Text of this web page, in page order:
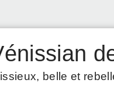
belle et